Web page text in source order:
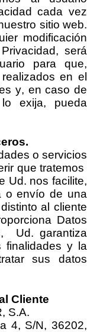
cada vez
sitioweb.
modificación
,será
para que,
en el
y, en caso de
exija, pueda
o servicios
que tratemos
Ud. nos facilite,
oenvío de una
al cliente
Datos
Ud. garantiza
finalidades y la
sus datos
Cliente
S.A.
4, S/N, 36202,